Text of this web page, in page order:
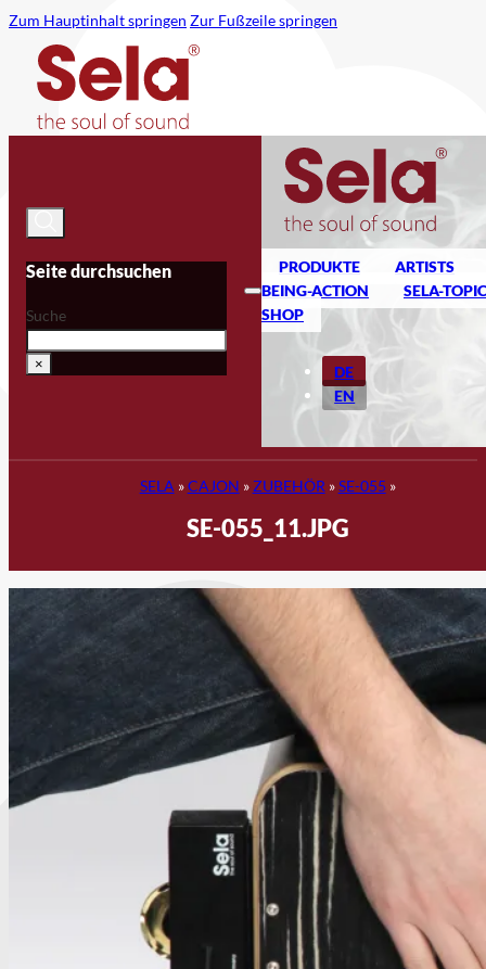
Zum Hauptinhalt springen Zur Fußzeile springen
Seite durchsuchen
Suche
×
PRODUKTE
ARTISTS
BEING-ACTION
SELA-
SHOP
DE
EN
SELA »CAJON » ZUBEHÖR »SE-055 »
SE-055_11.JPG